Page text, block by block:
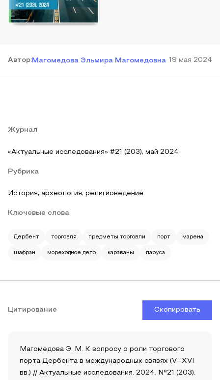
Автор:Магомедова Эльмира Магомедовна 19 мая 2024
Журнал
«Актуальные исследования» #21 (203), май 2024
Рубрика
История, археология, религиоведение
Ключевые слова
Дербент торговля предметы торговли порт марена
шафран мореходное дело караваны паруса
Цитирование Скопировать
Магомедова Э. М. К вопросу о роли торгового
порта Дербента в международных связях (V–XVI
вв.) // Актуальные исследования. 2024. №21 (203).